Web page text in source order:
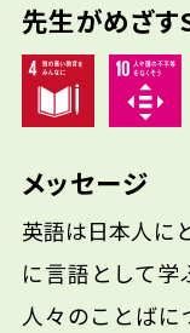
先生がめざす
メッセージ
英語は日本人に
に言語として学
人々のことば